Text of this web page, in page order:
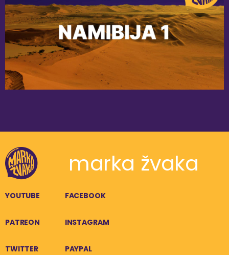
marka žvaka
YOUTUBE FACEBOOK
PATREON INSTAGRAM
TWITTER PAYPAL